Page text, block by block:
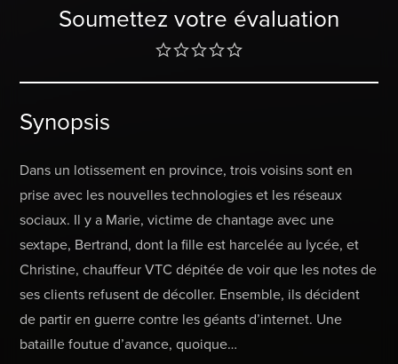
Soumettez votre évaluation
Synopsis
Dans un lotissement en province, trois voisins sont en
prise avec les nouvelles technologies et les réseaux
sociaux. Il y a Marie, victime de chantage avec une
sextape, Bertrand, dont la fille est harcelée au lycée, et
Christine, chauffeur VTC dépitée de voir que les notes de
ses clients refusent de décoller. Ensemble, ils décident
de partir en guerre contre les géants d’internet. Une
bataille foutue d’avance, quoique…